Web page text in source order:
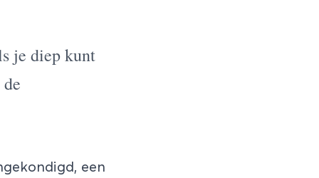
je diep kunt
een